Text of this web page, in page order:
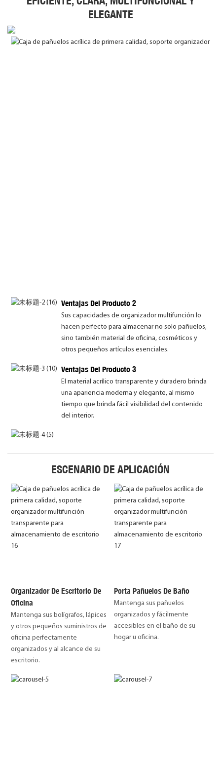
ELEGANTE
Ventajas Del Producto 2
Sus capacidades de organizador multifunción lo
hacen perfecto para almacenar no solo pañuelos,
sino también material de oficina, cosméticos y
otros pequeños artículos esenciales.
Ventajas Del Producto 3
El material acrílico transparente y duradero brinda
una apariencia moderna y elegante, al mismo
tiempo que brinda fácil visibilidad del contenido
del interior.
ESCENARIO DE APLICACIÓN
Organizador De Escritorio De
Oficina
Mantenga sus bolígrafos, lápices
y otros pequeños suministros de
oficina perfectamente
organizados y al alcance de su
escritorio.
Porta Pañuelos De Baño
Mantenga sus pañuelos
organizados y fácilmente
accesibles en el baño de su
hogar u oficina.